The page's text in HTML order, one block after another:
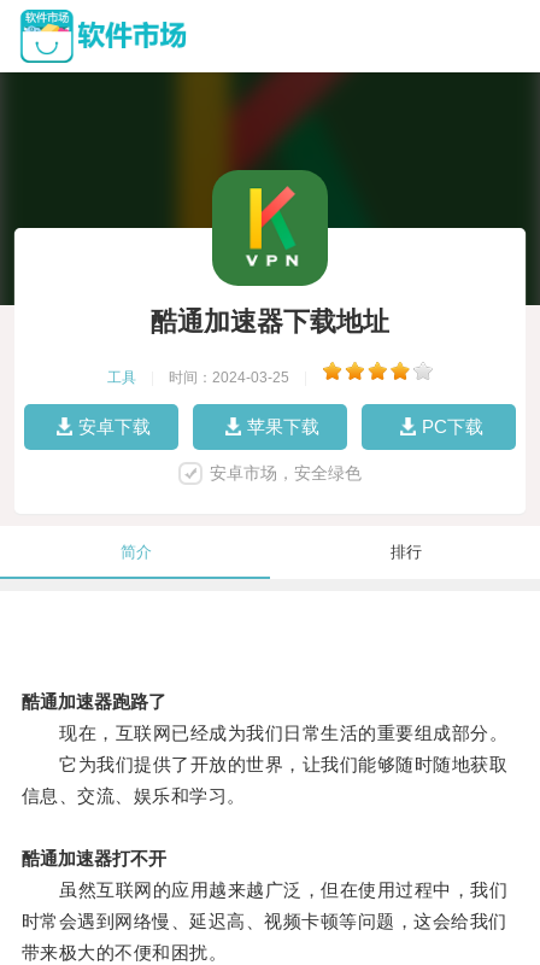
酷通加速器下载地址
工具 时间：2024-03-25
安卓下载 苹果下载 PC下载
安卓市场，安全绿色
简介 排行
酷通加速器跑路了
现在，互联网已经成为我们日常生活的重要组成部分。
它为我们提供了开放的世界，让我们能够随时随地获取
信息、交流、娱乐和学习。
酷通加速器打不开
虽然互联网的应用越来越广泛，但在使用过程中，我们
时常会遇到网络慢、延迟高、视频卡顿等问题，这会给我们
带来极大的不便和困扰。